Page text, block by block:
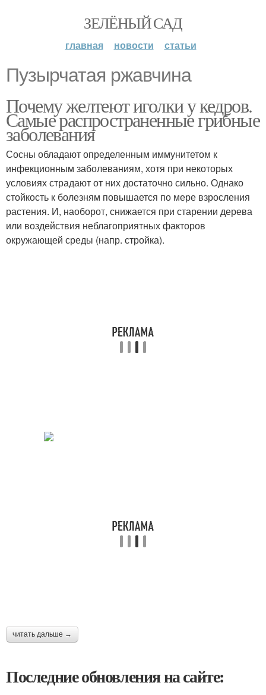
ЗЕЛЁНЫЙ САД
главная новости статьи
Пузырчатая ржавчина
Почему желтеют иголки у кедров.
Самые распространенные грибные
заболевания
Сосны обладают определенным иммунитетом к
инфекционным заболеваниям, хотя при некоторых
условиях страдают от них достаточно сильно. Однако
стойкость к болезням повышается по мере взросления
растения. И, наоборот, снижается при старении дерева
или воздействия неблагоприятных факторов
окружающей среды (напр. стройка).
читать дальше →
Последние обновления на сайте: